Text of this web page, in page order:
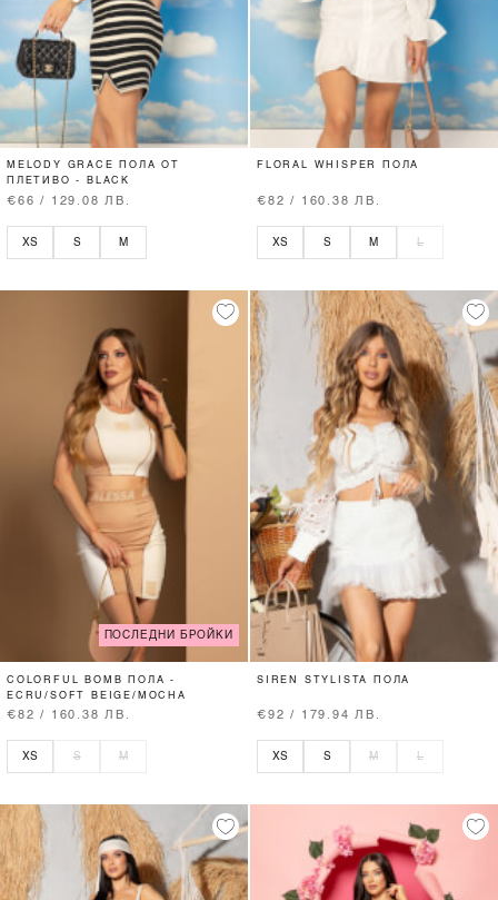
MELODY GRACE ПОЛА ОТ
ПЛЕТИВО - BLACK
€66 / 129.08 ЛВ.
XS S M
FLORAL WHISPER ПОЛА
€82 / 160.38 ЛВ.
XS S M L
ПОСЛЕДНИ БРОЙКИ
COLORFUL BOMB ПОЛА -
ECRU/SOFT BEIGE/MOCHA
€82 / 160.38 ЛВ.
XS S M
SIREN STYLISTA ПОЛА
€92 / 179.94 ЛВ.
XS S M L